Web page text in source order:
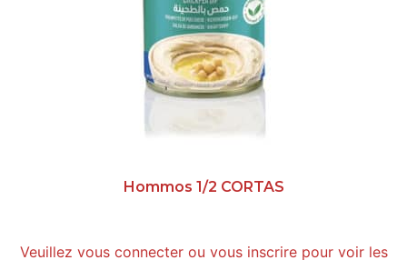
Hommos 1/2 CORTAS
Veuillez vous connecter ou vous inscrire pour voir les